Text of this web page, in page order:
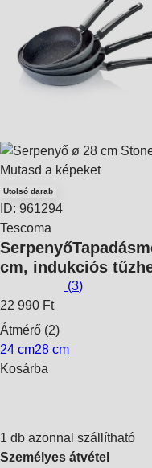
Mutasd a képeket
Utolsó darab
ID: 961294
Tescoma
Serpenyő
cm, indukciós
(3)
22 990 Ft
Átmérő (2)
24 cm28 cm
Kosárba
1 db azonnal szállítható
Személyes átvétel